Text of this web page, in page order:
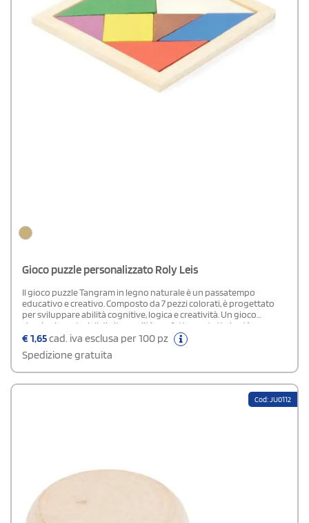
Gioco puzzle personalizzato Roly Leis
Il gioco puzzle Tangram in legno naturale è un passatempo
educativo e creativo. Composto da 7 pezzi colorati, è progettato
per sviluppare abilità cognitive, logica e creatività. Un gioco
classico in materiali di alta qualità, perfetto per tutte le età.
€1,65cad. iva esclusa per 100 pz
Spedizione gratuita
Cod: JU0112